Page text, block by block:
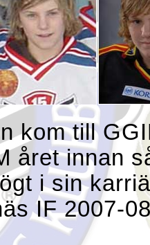
kom till
året innan
i sin
IF